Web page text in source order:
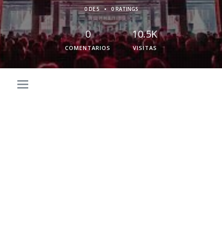
0 DE 5 • 0 RATINGS
0
COMENTARIOS
10.5K
VISITAS